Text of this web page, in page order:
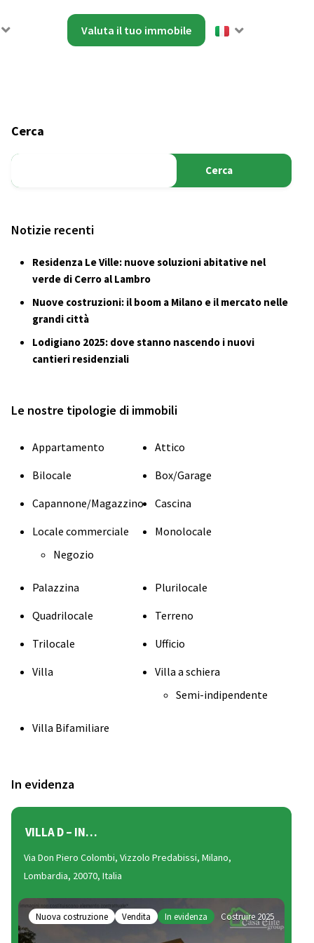
Valuta il tuo immobile
Cerca
Cerca
Notizie recenti
Residenza Le Ville: nuove soluzioni abitative nel
verde di Cerro al Lambro
Nuove costruzioni: il boom a Milano e il mercato nelle
grandi città
Lodigiano 2025: dove stanno nascendo i nuovi
cantieri residenziali
Le nostre tipologie di immobili
Appartamento
Attico
Bilocale
Box/Garage
Capannone/Magazzino
Cascina
Locale commerciale
Negozio
Monolocale
Palazzina
Plurilocale
Quadrilocale
Terreno
Trilocale
Ufficio
Villa
Villa a schiera
Semi-indipendente
Villa Bifamiliare
In evidenza
VILLA D – IN…
Via Don Piero Colombi, Vizzolo Predabissi, Milano,
Lombardia, 20070, Italia
Nuova costruzione Vendita In evidenza Costruire 2025